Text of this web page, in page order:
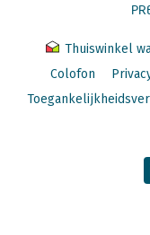
Thuiswinkel
Colofon